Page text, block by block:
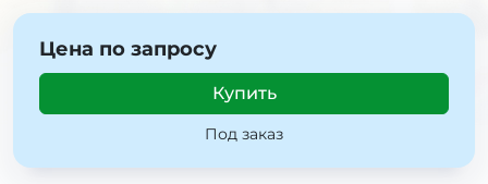
Цена по запросу
Купить
Под заказ